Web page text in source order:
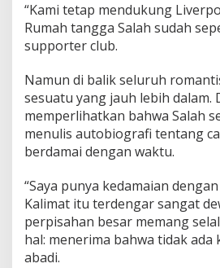
“Kami tetap mendukung
Rumah tangga Salah sudah
supporter club.
Namun di balik seluruh
sesuatu yang jauh lebih dalam.
memperlihatkan bahwa Salah
menulis autobiografi tentang
berdamai dengan waktu.
“Saya punya kedamaian
Kalimat itu terdengar sangat
perpisahan besar memang
hal: menerima bahwa tidak ada
abadi.